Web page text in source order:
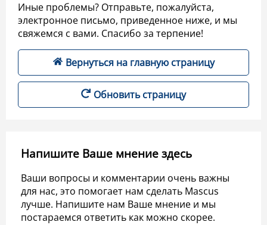
Иные проблемы? Отправьте, пожалуйста,
электронное письмо, приведенное ниже, и мы
свяжемся с вами. Спасибо за терпение!
Вернуться на главную страницу
Обновить страницу
Напишите Ваше мнение здесь
Ваши вопросы и комментарии очень важны
для нас, это помогает нам сделать Mascus
лучше. Напишите нам Ваше мнение и мы
постараемся ответить как можно скорее.